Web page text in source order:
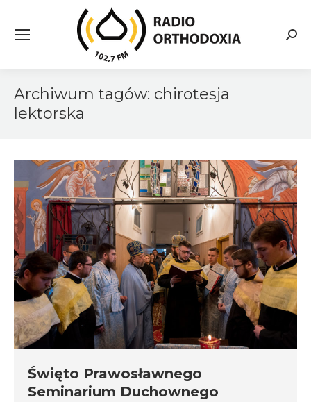
Archiwum tagów: chirotesja
lektorska
Święto Prawosławnego
Seminarium Duchownego